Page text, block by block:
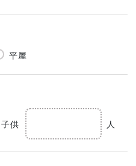
平屋
子供 人